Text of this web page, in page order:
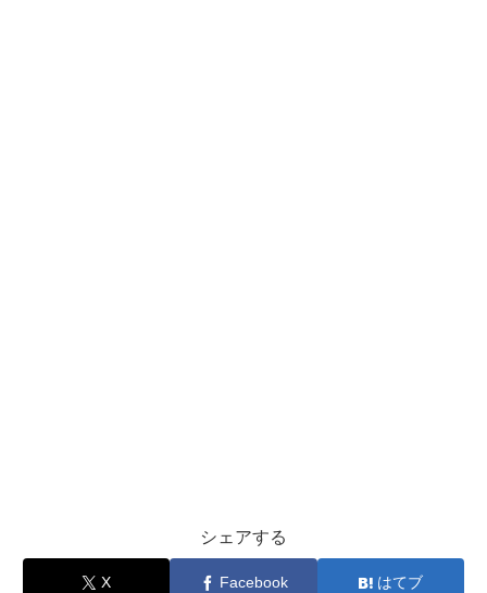
シェアする
X Facebook はてブ